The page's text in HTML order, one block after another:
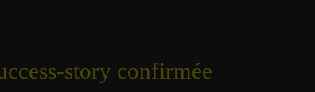
story confirmée